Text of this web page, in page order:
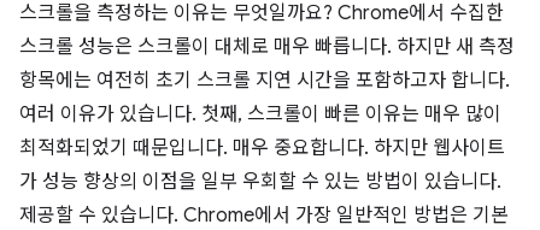
스크롤을 측정하는 이유는 무엇일까요? Chrome에서 수집한
스크롤 성능은 스크롤이 대체로 매우 빠릅니다. 하지만 새 측정
항목에는 여전히 초기 스크롤 지연 시간을 포함하고자 합니다.
여러 이유가 있습니다. 첫째, 스크롤이 빠른 이유는 매우 많이
최적화되었기 때문입니다. 매우 중요합니다. 하지만 웹사이트
가 성능 향상의 이점을 일부 우회할 수 있는 방법이 있습니다.
제공할 수 있습니다. Chrome에서 가장 일반적인 방법은 기본